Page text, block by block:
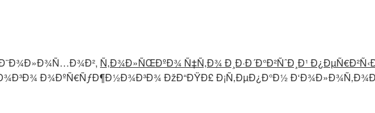
Ð¨Ð¾Ð»Ð¾Ñ…Ð¾Ð², Ñ‚Ð¾Ð»ÑŒÐºÐ¾ Ñ‡Ñ‚Ð¾ Ð¸Ð·Ð´Ð°Ð²ÑˆÐ¸Ð¹
Ð¾ÐºÑ€ÑƒÐ¶Ð½Ð¾Ð³Ð¾ ÐžÐ“ÐŸÐ£ Ð¡Ñ‚ÐµÐ¿Ð°Ð½